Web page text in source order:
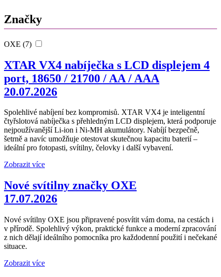
Značky
OXE (7)
XTAR VX4 nabíječka s LCD displejem 4
port, 18650 / 21700 / AA / AAA
20.07.2026
Spolehlivé nabíjení bez kompromisů. XTAR VX4 je inteligentní
čtyřslotová nabíječka s přehledným LCD displejem, která podporuje
nejpoužívanější Li-ion i Ni-MH akumulátory. Nabíjí bezpečně,
šetrně a navíc umožňuje otestovat skutečnou kapacitu baterií –
ideální pro fotopasti, svítilny, čelovky i další vybavení.
Zobrazit více
Nové svítilny značky OXE
17.07.2026
Nové svítilny OXE jsou připravené posvítit vám doma, na cestách i
v přírodě. Spolehlivý výkon, praktické funkce a moderní zpracování
z nich dělají ideálního pomocníka pro každodenní použití i nečekané
situace.
Zobrazit více